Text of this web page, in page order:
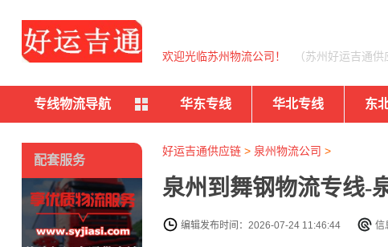
欢迎光临苏州物流公司！ （苏州好运吉通
专线物流导航 华东专线 华北专线 东
好运吉通供应链> 泉州物流公司 >
泉州到舞钢物流专线-
编辑发布时间：2026-07-24 11:46:44 信
配套服务